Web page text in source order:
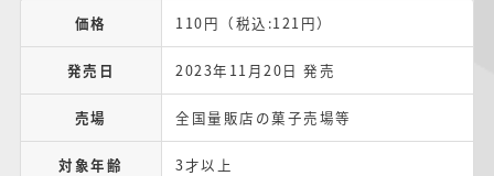
価格 110円（税込:121円）
発売日 2023年11月20日 発売
売場 全国量販店の菓子売場等
対象年齢 3才以上